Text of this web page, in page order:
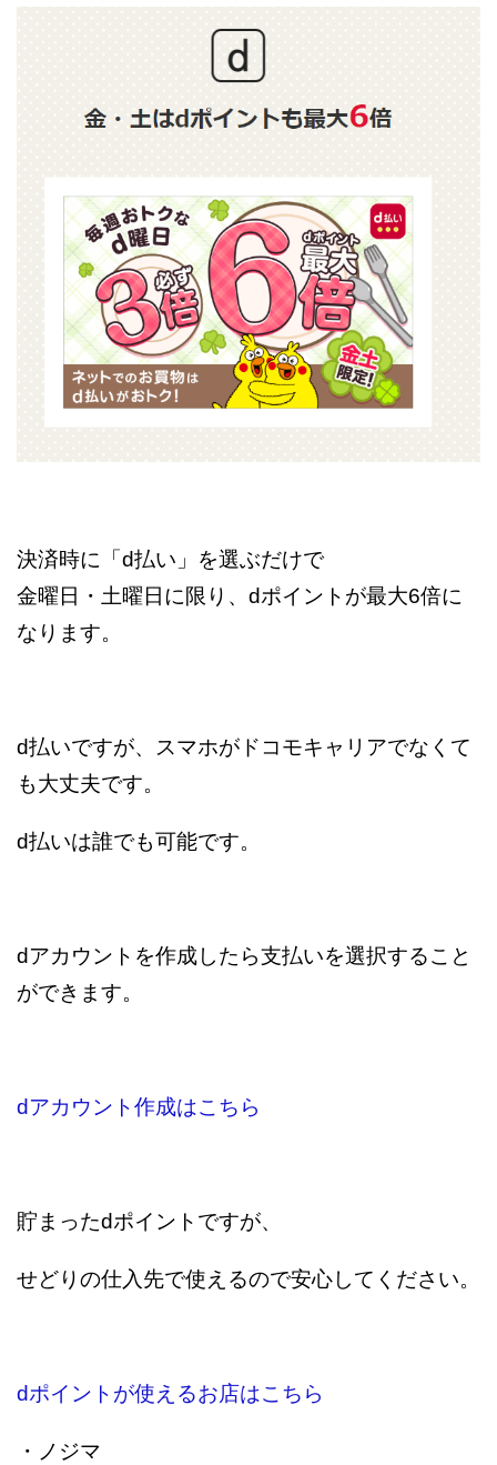
決済時に「d払い」を選ぶだけで
金曜日・土曜日に限り、dポイントが最大6倍に
なります。
d払いですが、スマホがドコモキャリアでなくて
も大丈夫です。
d払いは誰でも可能です。
dアカウントを作成したら支払いを選択すること
ができます。
dアカウント作成はこちら
貯まったdポイントですが、
せどりの仕入先で使えるので安心してください。
dポイントが使えるお店はこちら
・ノジマ